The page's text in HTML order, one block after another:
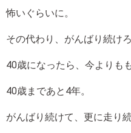
怖いぐらいに。
その代わり、がんばり続けろ
40歳になったら、今よりも
40歳まであと4年。
がんばり続けて、更に走り